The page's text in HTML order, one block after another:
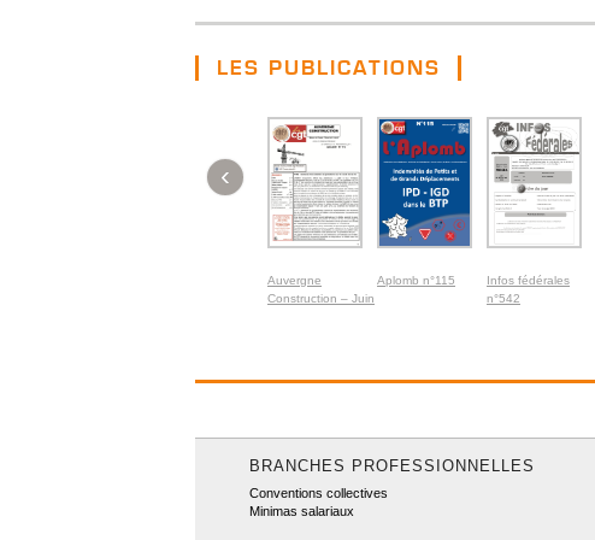
LES PUBLICATIONS
Auvergne
Construction – Juin
Aplomb n°115
Infos fédérales
n°542
‹
BRANCHES PROFESSIONNELLES
Conventions collectives
Minimas salariaux